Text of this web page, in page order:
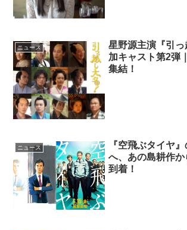
ニュース
星野源主演『引
加キャスト第2弾
集結！
ニュース
『空飛ぶタイヤ
へ、あの島耕作
到着！